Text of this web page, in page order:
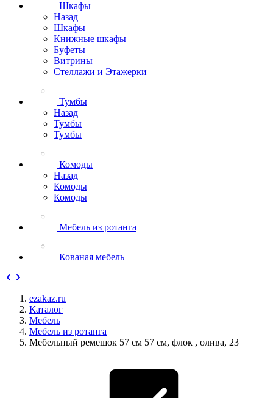
Шкафы
Назад
Шкафы
Книжные шкафы
Буфеты
Витрины
Стеллажи и Этажерки
Тумбы
Назад
Тумбы
Тумбы
Комоды
Назад
Комоды
Комоды
Мебель из ротанга
Кованая мебель
ezakaz.ru
Каталог
Мебель
Мебель из ротанга
Мебельный ремешок 57 см 57 см, флок , олива, 23